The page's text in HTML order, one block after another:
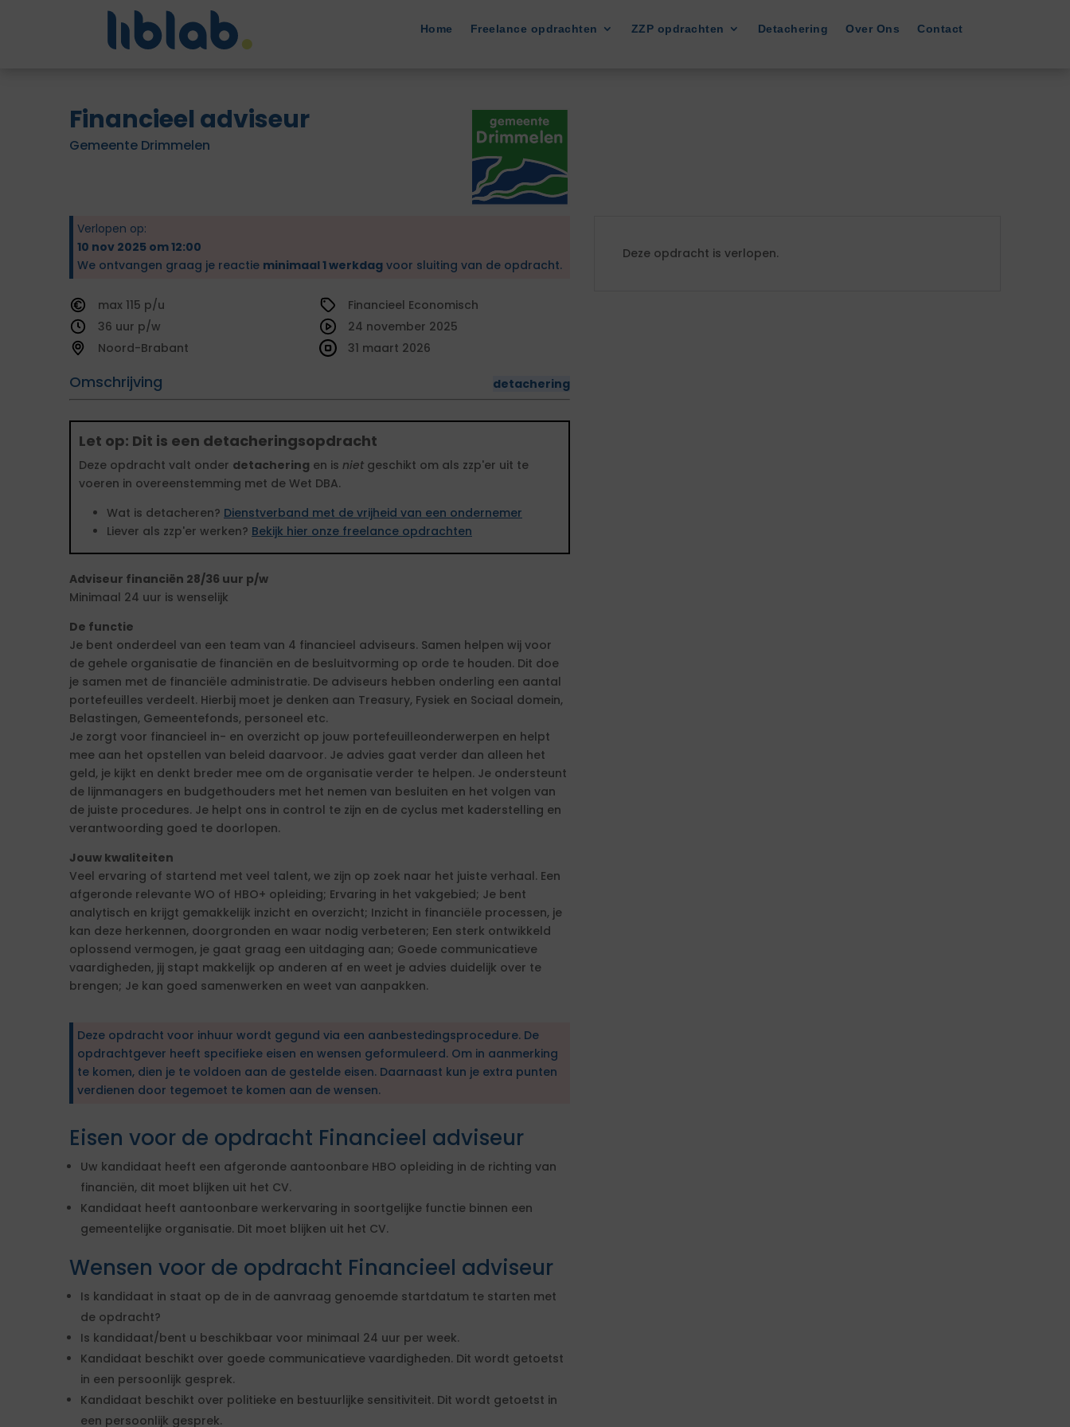
Home Freelance opdrachten ZZP opdrachten Detachering Over Ons Contact
Financieel adviseur
Gemeente Drimmelen
Verlopen op:
10 nov 2025 om 12:00
We ontvangen graag je reactie minimaal 1 werkdag voor sluiting van de opdracht.
115
36
Noord-Brabant
Financieel Economisch
Omschrijving detachering
24 november 2025
31 maart 2026
Let op: Dit is een detacheringsopdracht
Deze opdracht valt onder detachering en is niet geschikt om als zzp'er uit te
voeren in overeenstemming met de Wet DBA.
Wat is detacheren? Dienstverband met de vrijheid van een ondernemer
Liever als zzp'er werken? Bekijk hier onze freelance opdrachten
Adviseur financiën 28/36 uur p/w
Minimaal 24 uur is wenselijk
De functie
Je bent onderdeel van een team van 4 financieel adviseurs. Samen helpen wij voor
de gehele organisatie de financiën en de besluitvorming op orde te houden. Dit doe
je samen met de financiële administratie. De adviseurs hebben onderling een aantal
portefeuilles verdeelt. Hierbij moet je denken aan Treasury, Fysiek en Sociaal domein,
Belastingen, Gemeentefonds, personeel etc.
Je zorgt voor financieel in- en overzicht op jouw portefeuilleonderwerpen en helpt
mee aan het opstellen van beleid daarvoor. Je advies gaat verder dan alleen het
geld, je kijkt en denkt breder mee om de organisatie verder te helpen. Je ondersteunt
de lijnmanagers en budgethouders met het nemen van besluiten en het volgen van
de juiste procedures. Je helpt ons in control te zijn en de cyclus met kaderstelling en
verantwoording goed te doorlopen.
Jouw kwaliteiten
Veel ervaring of startend met veel talent, we zijn op zoek naar het juiste verhaal. Een
afgeronde relevante WO of HBO+ opleiding; Ervaring in het vakgebied; Je bent
analytisch en krijgt gemakkelijk inzicht en overzicht; Inzicht in financiële processen, je
kan deze herkennen, doorgronden en waar nodig verbeteren; Een sterk ontwikkeld
oplossend vermogen, je gaat graag een uitdaging aan; Goede communicatieve
vaardigheden, jij stapt makkelijk op anderen af en weet je advies duidelijk over te
brengen; Je kan goed samenwerken en weet van aanpakken.
Deze opdracht voor inhuur wordt gegund via een aanbestedingsprocedure. De
opdrachtgever heeft specifieke eisen en wensen geformuleerd. Om in aanmerking
te komen, dien je te voldoen aan de gestelde eisen. Daarnaast kun je extra punten
verdienen door tegemoet te komen aan de wensen.
Eisen voor de opdracht Financieel adviseur
Uw kandidaat heeft een afgeronde aantoonbare HBO opleiding in de richting van
financiën, dit moet blijken uit het CV.
Kandidaat heeft aantoonbare werkervaring in soortgelijke functie binnen een
gemeentelijke organisatie. Dit moet blijken uit het CV.
Wensen voor de opdracht Financieel adviseur
Is kandidaat in staat op de in de aanvraag genoemde startdatum te starten met
de opdracht?
Is kandidaat/bent u beschikbaar voor minimaal 24 uur per week.
Kandidaat beschikt over goede communicatieve vaardigheden. Dit wordt getoetst
in een persoonlijk gesprek.
Kandidaat beschikt over politieke en bestuurlijke sensitiviteit. Dit wordt getoetst in
een persoonlijk gesprek.
Deze opdracht is verlopen.